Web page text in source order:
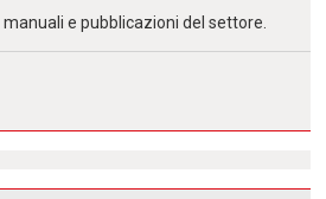
e pubblicazioni del settore.